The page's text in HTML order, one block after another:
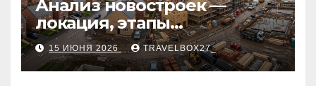
Анализ новостроек —
локация, этапы
строительства, проверка
застройщика, сценарии
оформления сделки и
15 ИЮНЯ 2026 TRAVELBOX27_